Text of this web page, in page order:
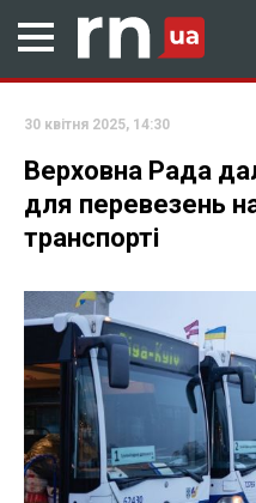
30 квітня 2025, 14:30
Верховна Рада
для перевезень
транспорті